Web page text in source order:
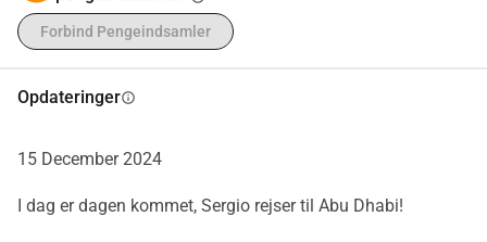
team kan rejse afsted. Hvis der er underskud, vil han tage
foreningen, og vi vil bruge disse penge til at forbedre vores
faciliteter og støtte fremtidige talenter.
Vi er stolte af Sergio og vil gerne hjælpe ham med at
realisere hans Drøm."
Forbind Pengeindsamler
Opdateringerinfo
15 December 2024
I dag er dagen kommet, Sergio rejser til Abu Dhabi!